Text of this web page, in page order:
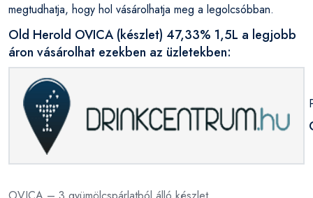
megtudhatja, hogy hol vásárolhatja meg a legolcsóbban.
Old Herold OVICA (készlet) 47,33% 1,5L a legjobb
áron vásárolhat ezekben az üzletekben: